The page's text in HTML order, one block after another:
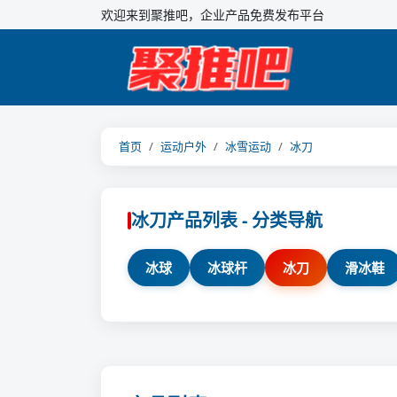
欢迎来到聚推吧，企业产品免费发布平台
首页 运动户外 冰雪运动 冰刀
冰刀产品列表 - 分类导航
冰球 冰球杆 冰刀 滑冰鞋